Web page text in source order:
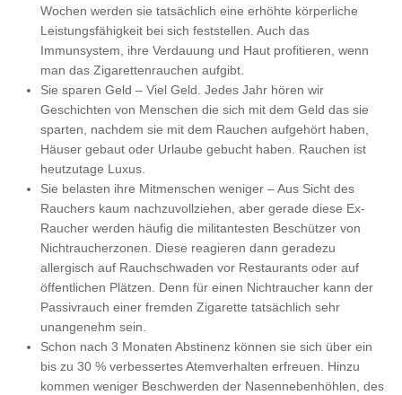
Wochen werden sie tatsächlich eine erhöhte körperliche
Leistungsfähigkeit bei sich feststellen. Auch das
Immunsystem, ihre Verdauung und Haut profitieren, wenn
man das Zigarettenrauchen aufgibt.
Sie sparen Geld – Viel Geld. Jedes Jahr hören wir
Geschichten von Menschen die sich mit dem Geld das sie
sparten, nachdem sie mit dem Rauchen aufgehört haben,
Häuser gebaut oder Urlaube gebucht haben. Rauchen ist
heutzutage Luxus.
Sie belasten ihre Mitmenschen weniger – Aus Sicht des
Rauchers kaum nachzuvollziehen, aber gerade diese Ex-
Raucher werden häufig die militantesten Beschützer von
Nichtraucherzonen. Diese reagieren dann geradezu
allergisch auf Rauchschwaden vor Restaurants oder auf
öffentlichen Plätzen. Denn für einen Nichtraucher kann der
Passivrauch einer fremden Zigarette tatsächlich sehr
unangenehm sein.
Schon nach 3 Monaten Abstinenz können sie sich über ein
bis zu 30 % verbessertes Atemverhalten erfreuen. Hinzu
kommen weniger Beschwerden der Nasennebenhöhlen, des